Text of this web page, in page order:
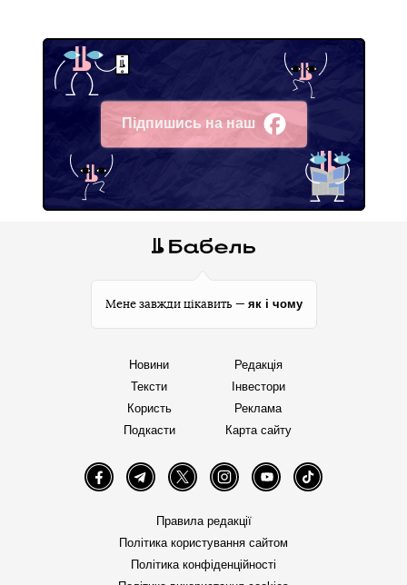
Підпишись на наш
Facebook
Мене завжди цікавить — як і чому
Новини
Тексти
Користь
Подкасти
Редакція
Інвестори
Реклама
Карта сайту
FacebookTelegramTwitter InstagramYouTube TikTok
Правила редакції
Політика користування сайтом
Політика конфіденційності